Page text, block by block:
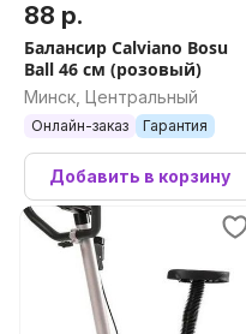
88 р.
Балансир Calviano Bosu
Ball 46 см (розовый)
Минск, Центральный
Онлайн-заказ Гарантия
Добавить в корзину